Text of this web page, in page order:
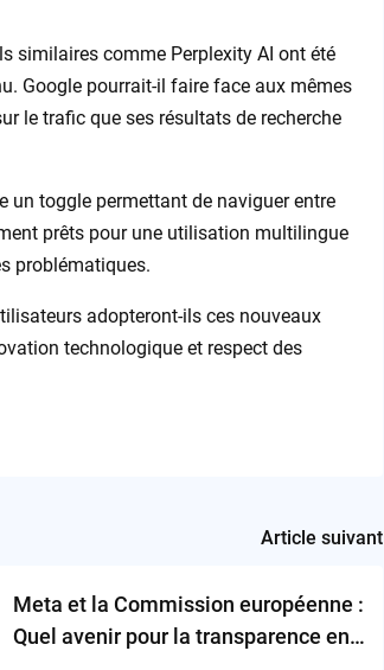
similaires comme Perplexity AI ont été
Google pourrait-il faire face aux mêmes
le trafic que ses résultats de recherche
un toggle permettant de naviguer entre
prêts pour une utilisation multilingue
problématiques.
adopteront-ils ces nouveaux
technologique et respect des
Article suivant
Meta et la Commission européenne :
Quel avenir pour la transparence en